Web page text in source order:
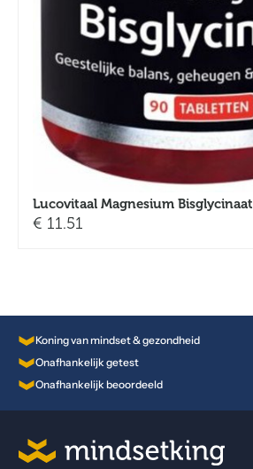
Lucovitaal Magnesium Bisglycinaat
€ 11.51
Koning van mindset & gezondheid
Onafhankelijk getest
Onafhankelijk beoordeeld